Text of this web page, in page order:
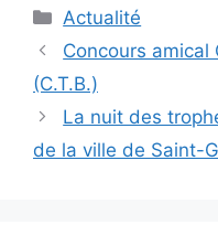
Catégories
Actualité
Navigation
des
articles
Concours amical
(C.T.B.)
La nuit des
de la ville de Saint-